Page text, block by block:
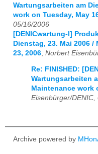
Wartungsarbeiten am
work on Tuesday, May
05/16/2006
[DENICwartung-l]
Dienstag, 23. Mai 2006
23, 2006 Norbert
Re: FINISHED:
Wartungsarbeiten
Maintenance work
Eisenbürger/DENIC,
Archive powered by